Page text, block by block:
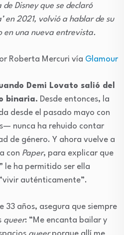
Disney que se declaró
en 2021, volvió a hablar de su
en una nueva entrevista.
Roberta Mercuri vía Glamour
Demi Lovato salió del
binaria. Desde entonces, la
desde el pasado mayo con
nunca ha rehuido contar
de género. Y ahora vuelve a
con Paper, para explicar que
le ha permitido ser ella
auténticamente”.
33 años, asegura que siempre
queer: “Me encanta bailar y